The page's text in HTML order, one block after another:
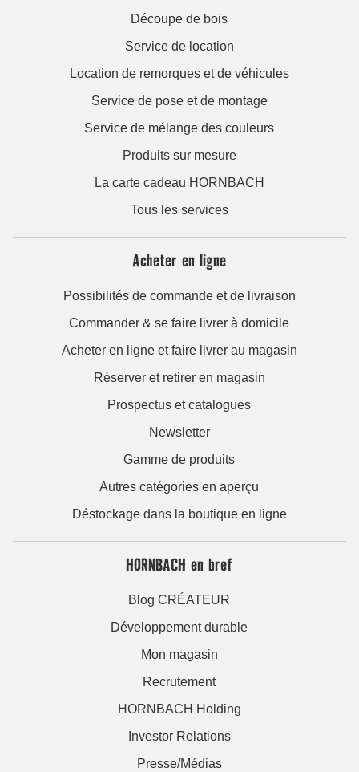
Découpe de bois
Service de location
Location de remorques et de véhicules
Service de pose et de montage
Service de mélange des couleurs
Produits sur mesure
La carte cadeau HORNBACH
Tous les services
Acheter en ligne
Possibilités de commande et de livraison
Commander & se faire livrer à domicile
Acheter en ligne et faire livrer au magasin
Réserver et retirer en magasin
Prospectus et catalogues
Newsletter
Gamme de produits
Autres catégories en aperçu
Déstockage dans la boutique en ligne
HORNBACH en bref
Blog CRÉATEUR
Développement durable
Mon magasin
Recrutement
HORNBACH Holding
Investor Relations
Presse/Médias